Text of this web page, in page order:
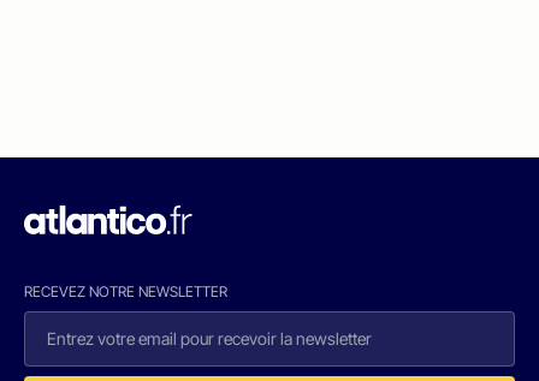
RECEVEZ NOTRE NEWSLETTER